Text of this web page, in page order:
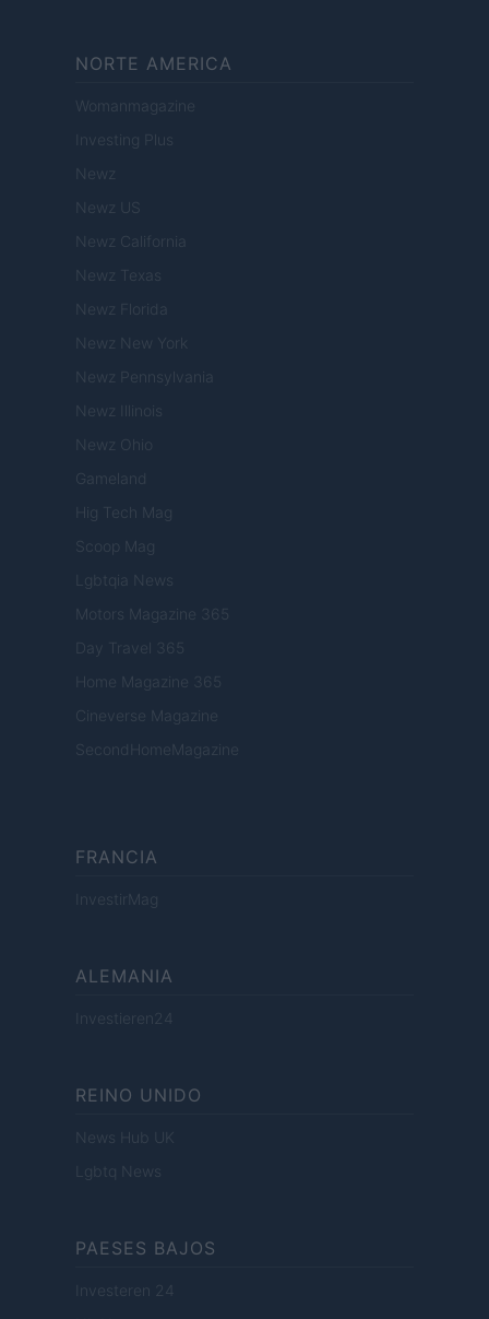
NORTE AMERICA
Womanmagazine
Investing Plus
Newz
Newz US
Newz California
Newz Texas
Newz Florida
Newz New York
Newz Pennsylvania
Newz Illinois
Newz Ohio
Gameland
Hig Tech Mag
Scoop Mag
Lgbtqia News
Motors Magazine 365
Day Travel 365
Home Magazine 365
Cineverse Magazine
SecondHomeMagazine
FRANCIA
InvestirMag
ALEMANIA
Investieren24
REINO UNIDO
News Hub UK
Lgbtq News
PAESES BAJOS
Investeren 24